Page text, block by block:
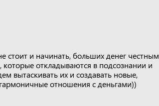
стоит и начинать, больших денег честным
которые откладываются в подсознании и
вытаскивать их и создавать новые,
отношения с деньгами))